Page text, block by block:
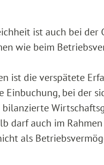
ist auch bei
wie beim
ist die verspätete
bei der
darf auch im
als